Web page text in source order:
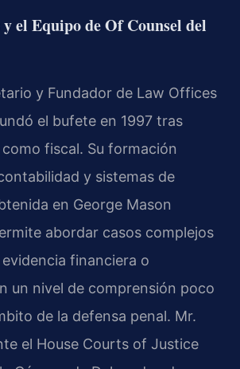
el Equipo de Of Counsel del
y Fundador de Law Offices
el bufete en 1997 tras
fiscal. Su formación
y sistemas de
en George Mason
abordar casos complejos
financiera o
un nivel de comprensión poco
de la defensa penal. Mr.
el House Courts of Justice